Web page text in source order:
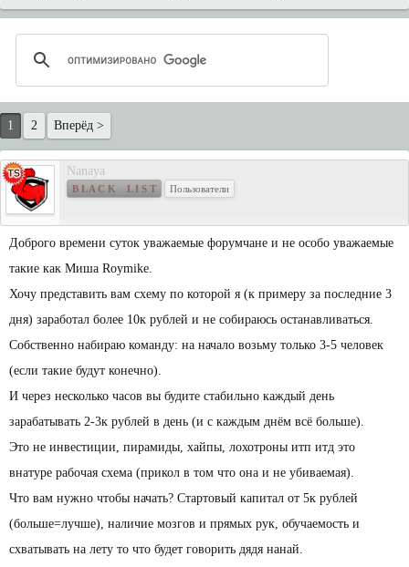
1 2 Вперёд >
Nanaya
B L A C K L I S T Пользователи
Доброго времени суток уважаемые форумчане и не особо уважаемые
такие как Миша Roymike.
Хочу представить вам схему по которой я (к примеру за последние 3
дня) заработал более 10к рублей и не собираюсь останавливаться.
Собственно набираю команду: на начало возьму только 3-5 человек
(если такие будут конечно).
И через несколько часов вы будите стабильно каждый день
зарабатывать 2-3к рублей в день (и с каждым днём всё больше).
Это не инвестиции, пирамиды, хайпы, лохотроны итп итд это
внатуре рабочая схема (прикол в том что она и не убиваемая).
Что вам нужно чтобы начать? Стартовый капитал от 5к рублей
(больше=лучше), наличие мозгов и прямых рук, обучаемость и
схватывать на лету то что будет говорить дядя нанай.